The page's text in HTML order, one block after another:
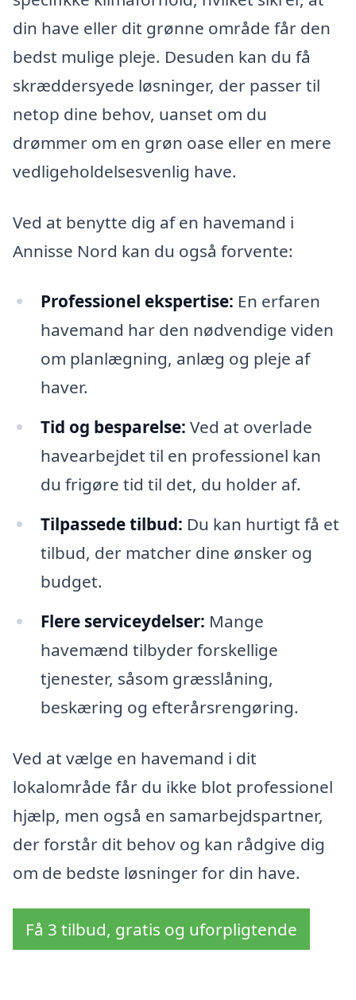
din have eller dit grønne område får den
bedst mulige pleje. Desuden kan du få
skræddersyede løsninger, der passer til
netop dine behov, uanset om du
drømmer om en grøn oase eller en mere
vedligeholdelsesvenlig have.
Ved at benytte dig af en havemand i
Annisse Nord kan du også forvente:
Professionel ekspertise: En erfaren
havemand har den nødvendige viden
om planlægning, anlæg og pleje af
haver.
Tid og besparelse: Ved at overlade
havearbejdet til en professionel kan
du frigøre tid til det, du holder af.
Tilpassede tilbud: Du kan hurtigt få et
tilbud, der matcher dine ønsker og
budget.
Flere serviceydelser: Mange
havemænd tilbyder forskellige
tjenester, såsom græsslåning,
beskæring og efterårsrengøring.
Ved at vælge en havemand i dit
lokalområde får du ikke blot professionel
hjælp, men også en samarbejdspartner,
der forstår dit behov og kan rådgive dig
om de bedste løsninger for din have.
Få 3 tilbud, gratis og uforpligtende